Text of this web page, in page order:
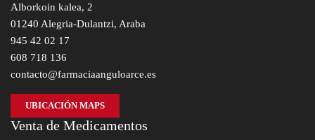
Alborkoin kalea, 2
01240 Alegria-Dulantzi, Araba
945 42 02 17
608 718 136
contacto@farmaciaanguloarce.es
UBICACIÓN MAPS
Venta de Medicamentos